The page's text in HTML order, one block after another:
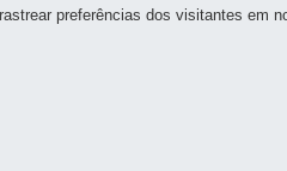
DIREITOS DA PESSOA
- Centro Cívico
preferências dos visitantes em